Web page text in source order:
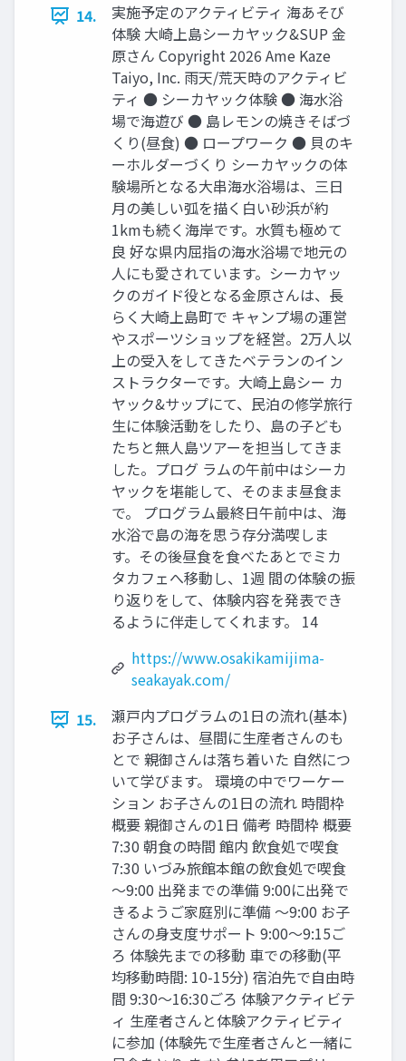
14.
実施予定のアクティビティ 海あそび
体験 ⼤崎上島シーカヤック&SUP ⾦
原さん Copyright 2026 Ame Kaze
Taiyo, Inc. ⾬天/荒天時のアクティビ
ティ ● シーカヤック体験 ● 海⽔浴
場で海遊び ● 島レモンの焼きそばづ
くり(昼⾷) ● ロープワーク ● 貝のキ
ーホルダーづくり シーカヤックの体
験場所となる⼤串海⽔浴場は、三⽇
⽉の美しい弧を描く⽩い砂浜が約
1kmも続く海岸です。⽔質も極めて
良 好な県内屈指の海⽔浴場で地元の
⼈にも愛されています。シーカヤッ
クのガイド役となる⾦原さんは、⻑
らく⼤崎上島町で キャンプ場の運営
やスポーツショップを経営。2万⼈以
上の受⼊をしてきたベテランのイン
ストラクターです。⼤崎上島シー カ
ヤック&サップにて、⺠泊の修学旅⾏
⽣に体験活動をしたり、島の⼦ども
たちと無⼈島ツアーを担当してきま
した。プログ ラムの午前中はシーカ
ヤックを堪能して、そのまま昼⾷ま
で。 プログラム最終⽇午前中は、海
⽔浴で島の海を思う存分満喫しま
す。その後昼⾷を⾷べたあとでミカ
タカフェへ移動し、1週 間の体験の振
り返りをして、体験内容を発表でき
るように伴⾛してくれます。 14
https://www.osakikamijima-
seakayak.com/
15.
瀬⼾内プログラムの1⽇の流れ(基本)
お⼦さんは、昼間に⽣産者さんのも
とで 親御さんは落ち着いた ⾃然につ
いて学びます。 環境の中でワーケー
ション お⼦さんの1⽇の流れ 時間枠
概要 親御さんの1⽇ 備考 時間枠 概要
7:30 朝⾷の時間 館内 飲⾷処で喫⾷
7:30 いづみ旅館本館の飲⾷処で喫⾷
〜9:00 出発までの準備 9:00に出発で
きるようご家庭別に準備 〜9:00 お⼦
さんの⾝⽀度サポート 9:00〜9:15ご
ろ 体験先までの移動 ⾞での移動(平
均移動時間: 10-15分) 宿泊先で⾃由時
間 9:30〜16:30ごろ 体験アクティビテ
ィ ⽣産者さんと体験アクティビティ
に参加 (体験先で⽣産者さんと⼀緒に